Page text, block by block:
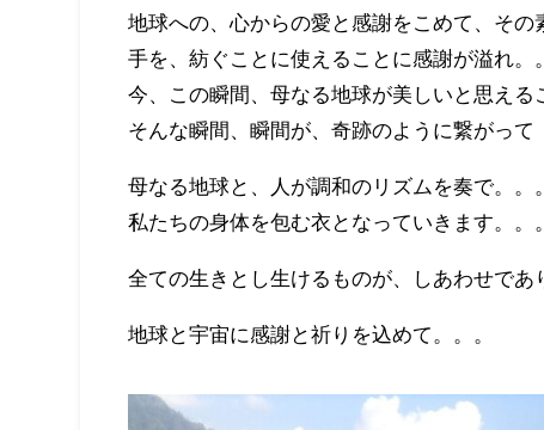
地球への、心からの愛と感謝をこめて、その
手を、紡ぐことに使えることに感謝が溢れ。
今、この瞬間、母なる地球が美しいと思える
そんな瞬間、瞬間が、奇跡のように繋がって
母なる地球と、人が調和のリズムを奏で。。。
私たちの身体を包む衣となっていきます。。。
全ての生きとし生けるものが、しあわせであ
地球と宇宙に感謝と祈りを込めて。。。